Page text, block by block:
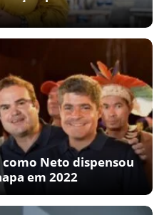
Neto dispensou
em 2022